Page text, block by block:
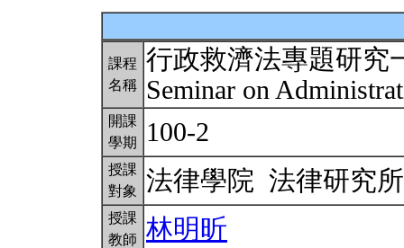
課程
名稱
行政救濟法專題研究
Seminar on
開課
學期
100-2
授課
對象
法律學院 法律研究
授課
教師
林明昕